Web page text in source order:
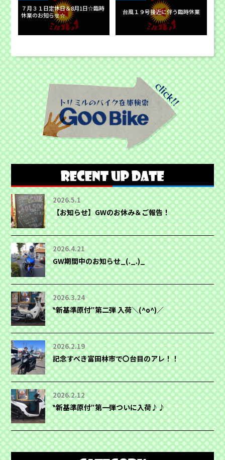
７月３１日定休日＆8月1日☆臨時
休業のお知らせ☆
台風１９号接近に伴う臨時休業
2026.5.1
【お知らせ】GWのお休み＆ご報告！
2026.4.21
GW期間中のお知らせ_(._.)_
2026.3.24
‶新基準原付″第二弾 入荷＼(^o^)／
2026.2.19
記念すべき富田林市で〇台目のアレ！！
2026.2.12
‶新基準原付″第一弾ついに入荷♪♪